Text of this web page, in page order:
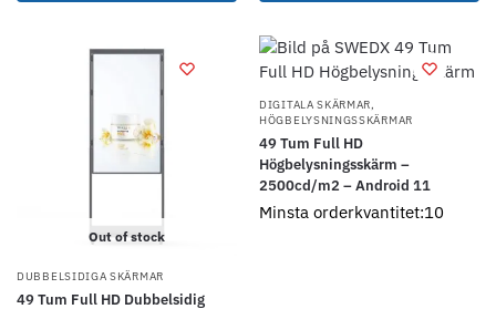
Out of stock
DUBBELSIDIGA SKÄRMAR
49 Tum Full HD Dubbelsidig
DIGITALA SKÄRMAR,
HÖGBELYSNINGSSKÄRMAR
49 Tum Full HD
Högbelysningsskärm –
2500cd/m2 – Android 11
Minsta orderkvantitet:10